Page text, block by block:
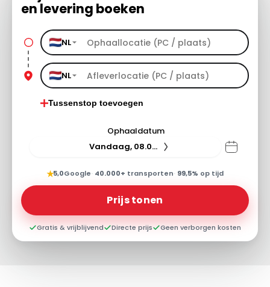
en levering boeken
NL
NL
Tussenstop toevoegen
Ophaaldatum
Vandaag, 08.08.26
★5,0Google· 40.000+ transporten· 99,5% op tijd
Prijs tonen
Gratis & vrijblijvend Directe prijs Geen verborgen kosten